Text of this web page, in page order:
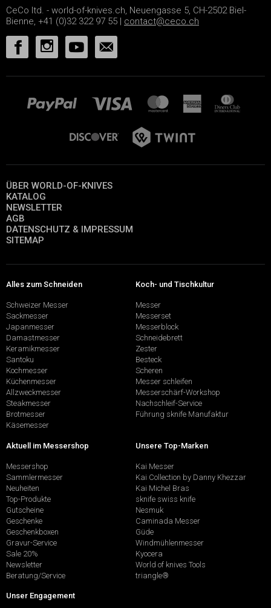
CeCo ltd. - world-of-knives.ch, Neuengasse 5, CH-2502 Biel-
Bienne, +41 (0)32 322 97 55 | contact@ceco.ch
ÜBER WORLD-OF-KNIVES
KATALOG
NEWSLETTER
AGB
DATENSCHUTZ & IMPRESSUM
SITEMAP
Alles zum Schneiden
Schweizer Messer
Sackmesser
Japanmesser
Damastmesser
Keramikmesser
Santoku
Kochmesser
Küchenmesser
Allzweckmesser
Steakmesser
Brotmesser
Käsemesser
Koch- und Tischkultur
Messer
Messerset
Messerblock
Schneidebrett
Zester
Besteck
Scheren
Messer schleifen
Messerschärf-Workshop
Nachschleif-Service
Führung sknife Manufaktur
Aktuell im Messershop
Messershop
Sammlermesser
Neuheiten
Top-Produkte
Gutscheine
Geschenke
Geschenkboxen
Gravur-Service
Sale 20%
Newsletter
Beratung/Service
Unsere Top-Marken
Kai Messer
Kai Collection by Danny Khezzar
Kai Michel Bras
sknife swiss knife
Nesmuk
Caminada Messer
Güde
Windmühlenmesser
Kyocera
World of knives Tools
triangle®
Unser Engagement